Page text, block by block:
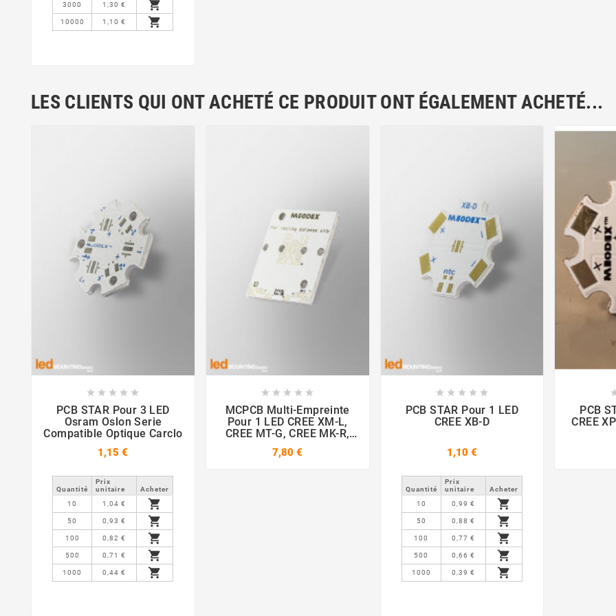
3000 1,30 € 
10000 1,10 € 
LES CLIENTS QUI ONT ACHETÉ CE PRODUIT ONT ÉGALEMENT ACHETÉ...
 
    
PCB STAR Pour 3 LED
Osram Oslon Serie
Compatible Optique Carclo
1,15 €
Quantité
Prix ​​
unitaire
Acheter
10
1,04 € 
50 0,93 € 
100 0,82 € 
500 0,71 € 
1000 0,44 € 
 
    
MCPCB Multi-Empreinte
Pour 1 LED CREE XM-L,
CREE MT-G, CREE MK-R,
XB-D, Osram Oslon,
7,80 €
 
    
PCB STAR Pour 1 LED
CREE XB-D
1,10 €
Quantité
Prix ​​
unitaire
Acheter
10
0,99 € 
50 0,88 € 
100 0,77 € 
500 0,66 € 
1000 0,39 € 
PCB
CREE